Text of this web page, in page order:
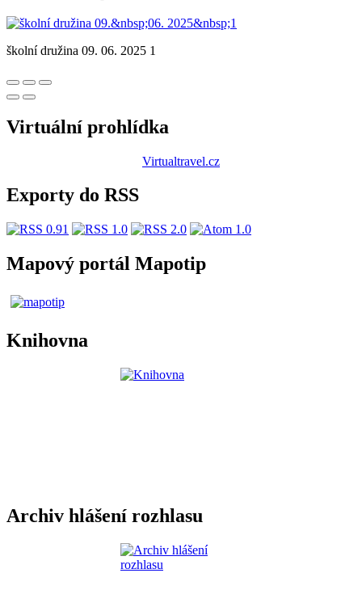
školní družina 09. 06. 2025 1
Virtuální prohlídka
Virtualtravel.cz
Exporty do RSS
Mapový portál Mapotip
Knihovna
Archiv hlášení rozhlasu